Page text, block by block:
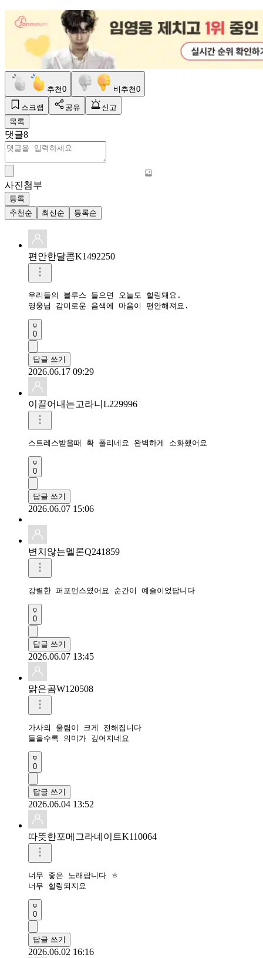
추천0 비추천0
스크랩 공유
신고
목록
댓글8
사진첨부
등록
추천순
최신순 등록순
편안한달콤K1492250
우리들의 블루스 들으면 오늘도 힐링돼요.
영웅님 감미로운 음색에 마음이 편안해져요.
0
답글 쓰기
2026.06.17 09:29
이끌어내는고라니L229996
0
답글 쓰기
2026.06.07 15:06
변치않는멜론Q241859
0
답글 쓰기
2026.06.07 13:45
맑은곰W120508
가사의 울림이 크게 전해집니다
들을수록 의미가 깊어지네요
0
답글 쓰기
2026.06.04 13:52
따뜻한포메그라네이트K110064
너무 좋은 노래랍니다 ㅎ
너무 힐링되지요
0
답글 쓰기
2026.06.02 16:16